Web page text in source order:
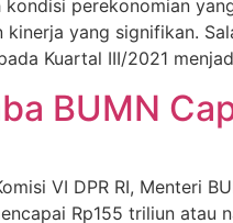
perekonomian
kinerja yang signifikan.
Kuartal III/2021
BUMN
VI DPR RI, Menteri
Rp155 triliun